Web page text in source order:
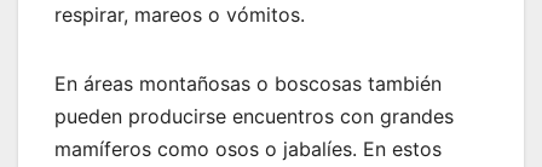
respirar, mareos o vómitos.
En áreas montañosas o boscosas también
pueden producirse encuentros con grandes
mamíferos como osos o jabalíes. En estos